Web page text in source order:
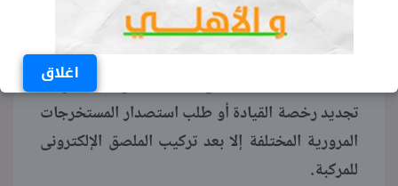
اغلاق
يتم بعدها اتخاذ الإجراءات اللازمة حيال المخالفين،
وعقب انتهاء المهلة المقررة يتم إرجاء تقديم كافة
الخدمات المرورية لمالكى السيارات من استخراج أو
تجديد رخصة القيادة أو طلب استصدار المستخرجات
المرورية المختلفة إلا بعد تركيب الملصق الإلكترونى
للمركبة.